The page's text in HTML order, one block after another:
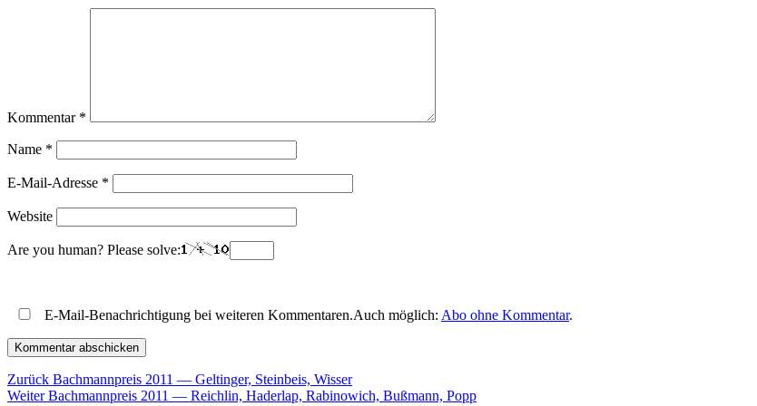
Kommentar *
Name *
E-Mail-Adresse *
Website
Are you human? Please solve:
E-Mail-Benachrichtigung bei weiteren Kommentaren.Auch möglich: Abo ohne Kommentar.
Beitragsnavigation
Zurück Vorheriger
Beitrag:
Bachmannpreis 2011 — Geltinger, Steinbeis, Wisser
Weiter Nächster
Bachmannpreis 2011 — Reichlin, Haderlap, Rabinowich, Bußmann, Popp